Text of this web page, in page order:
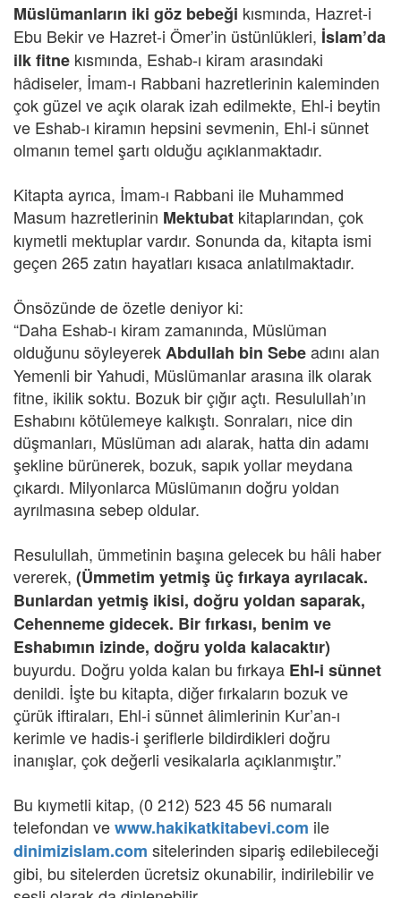
Müslümanların iki göz bebeği kısmında, Hazret-i
Ebu Bekir ve Hazret-i Ömer’in üstünlükleri, İslam’da
ilk fitne kısmında, Eshab-ı kiram arasındaki
hâdiseler, İmam-ı Rabbani hazretlerinin kaleminden
çok güzel ve açık olarak izah edilmekte, Ehl-i beytin
ve Eshab-ı kiramın hepsini sevmenin, Ehl-i sünnet
olmanın temel şartı olduğu açıklanmaktadır.
Kitapta ayrıca, İmam-ı Rabbani ile Muhammed
Masum hazretlerinin Mektubat kitaplarından, çok
kıymetli mektuplar vardır. Sonunda da, kitapta ismi
geçen 265 zatın hayatları kısaca anlatılmaktadır.
Önsözünde de özetle deniyor ki:
“Daha Eshab-ı kiram zamanında, Müslüman
olduğunu söyleyerekAbdullah bin Sebeadını alan
Yemenli bir Yahudi, Müslümanlar arasına ilk olarak
fitne, ikilik soktu. Bozuk bir çığır açtı. Resulullah’ın
Eshabını kötülemeye kalkıştı. Sonraları, nice din
düşmanları, Müslüman adı alarak, hatta din adamı
şekline bürünerek, bozuk, sapık yollar meydana
çıkardı. Milyonlarca Müslümanın doğru yoldan
ayrılmasına sebep oldular.
Resulullah, ümmetinin başına gelecek bu hâli haber
vererek, (Ümmetim yetmiş üç fırkaya ayrılacak.
Bunlardan yetmiş ikisi, doğru yoldan saparak,
Cehenneme gidecek. Bir fırkası, benim ve
Eshabımın izinde, doğru yolda kalacaktır)
buyurdu. Doğru yolda kalan bu fırkaya Ehl-i sünnet
denildi. İşte bu kitapta, diğer fırkaların bozuk ve
çürük iftiraları, Ehl-i sünnet âlimlerinin Kur’an-ı
kerimle ve hadis-i şeriflerle bildirdikleri doğru
inanışlar, çok değerli vesikalarla açıklanmıştır.”
Bu kıymetli kitap, (0 212) 523 45 56 numaralı
telefondan vewww.hakikatkitabevi.com ile
dinimizislam.com sitelerinden sipariş edilebileceği
gibi, bu sitelerden ücretsiz okunabilir, indirilebilir ve